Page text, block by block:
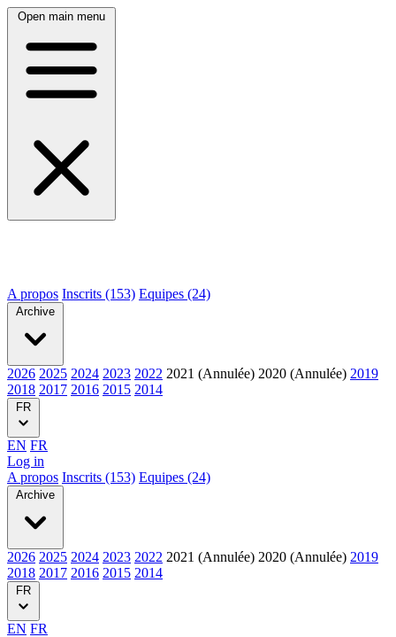
Open main menu
A propos Inscrits (153) Equipes (24)
Archive
2026 2025 2024 2023 2022 2021 (Annulée) 2020 (Annulée) 2019
2018 2017 2016 2015 2014
FR
EN FR
Log in
A propos Inscrits (153) Equipes (24)
Archive
2026 2025 2024 2023 2022 2021 (Annulée) 2020 (Annulée) 2019
2018 2017 2016 2015 2014
FR
EN FR